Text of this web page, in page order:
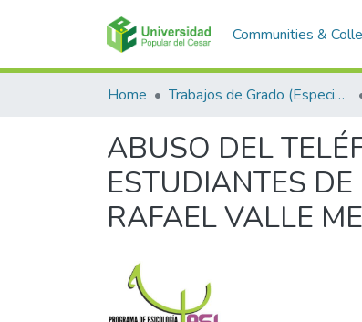
Communities &
Home Trabajos de Grado (Especializaciones y Pregrados)
ABUSO DEL
ESTUDIANTES
RAFAEL VALLE